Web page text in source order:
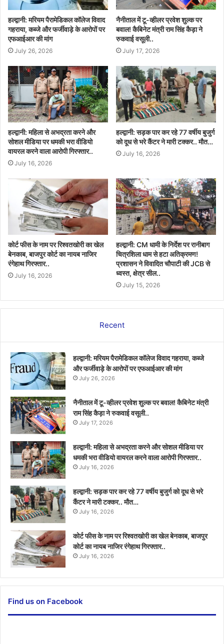
हल्द्वानी: मरियम पैरामेडिकल कॉलेज विवाद
गहराया, कब्जे और फर्जीवाड़े के आरोपों पर
एफआईआर की मांग
July 26, 2026
नैनीताल में टू-व्हीलर प्रवेश शुल्क पर
बवाल! कैबिनेट मंत्री राम सिंह कैड़ा ने
रुकवाई वसूली..
July 17, 2026
हल्द्वानी: महिला से अभद्रता करने और
सोशल मीडिया पर धमकी भरा वीडियो
वायरल करने वाला आरोपी गिरफ्तार..
July 16, 2026
हल्द्वानी: सड़क पार कर रहे 77 वर्षीय बुजुर्ग
को दूध से भरे कैंटर ने मारी टक्कर.. मौत…
July 16, 2026
कोर्ट फीस के नाम पर रिश्वतखोरी का खेल
बेनकाब, बाजपुर कोर्ट का नायब नाजिर
रंगेहाथ गिरफ्तार..
July 16, 2026
हल्द्वानी: CM धामी के निर्देश पर रानीबाग
चित्रशिला धाम से हटा अतिक्रमण!
प्रशासन ने विवादित चौपाटी की JCB से
ध्वस्त, क्षेत्र सील..
July 15, 2026
Recent
हल्द्वानी: मरियम पैरामेडिकल कॉलेज विवाद गहराया, कब्जे
और फर्जीवाड़े के आरोपों पर एफआईआर की मांग
July 26, 2026
नैनीताल में टू-व्हीलर प्रवेश शुल्क पर बवाल! कैबिनेट मंत्री
राम सिंह कैड़ा ने रुकवाई वसूली..
July 17, 2026
हल्द्वानी: महिला से अभद्रता करने और सोशल मीडिया पर
धमकी भरा वीडियो वायरल करने वाला आरोपी गिरफ्तार..
July 16, 2026
हल्द्वानी: सड़क पार कर रहे 77 वर्षीय बुजुर्ग को दूध से भरे
कैंटर ने मारी टक्कर.. मौत…
July 16, 2026
कोर्ट फीस के नाम पर रिश्वतखोरी का खेल बेनकाब, बाजपुर
कोर्ट का नायब नाजिर रंगेहाथ गिरफ्तार..
July 16, 2026
Find us on Facebook